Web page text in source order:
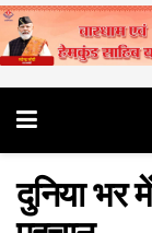
दुनिया भर